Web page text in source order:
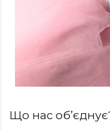
Що нас